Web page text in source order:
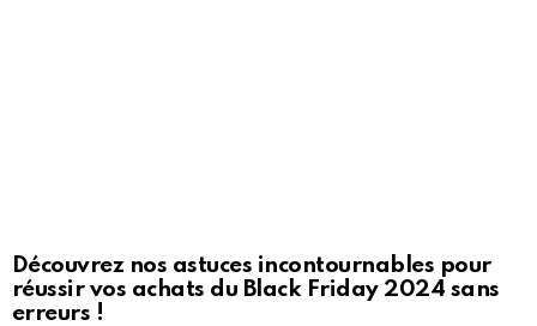
Découvrez nos astuces incontournables pour
réussir vos achats du Black Friday 2024 sans
erreurs !